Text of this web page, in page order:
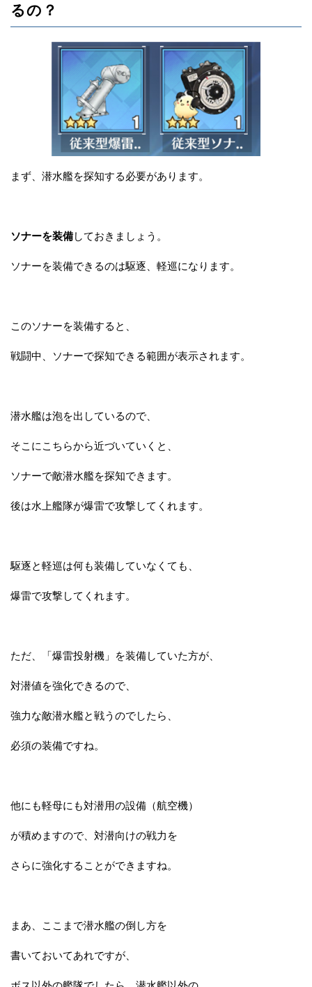
るの？
まず、潜水艦を探知する必要があります。
ソナーを装備しておきましょう。
ソナーを装備できるのは駆逐、軽巡になります。
このソナーを装備すると、
戦闘中、ソナーで探知できる範囲が表示されます。
潜水艦は泡を出しているので、
そこにこちらから近づいていくと、
ソナーで敵潜水艦を探知できます。
後は水上艦隊が爆雷で攻撃してくれます。
駆逐と軽巡は何も装備していなくても、
爆雷で攻撃してくれます。
ただ、「爆雷投射機」を装備していた方が、
対潜値を強化できるので、
強力な敵潜水艦と戦うのでしたら、
必須の装備ですね。
他にも軽母にも対潜用の設備（航空機）
が積めますので、対潜向けの戦力を
さらに強化することができますね。
まあ、ここまで潜水艦の倒し方を
書いておいてあれですが、